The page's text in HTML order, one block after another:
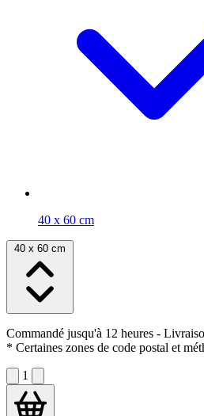
40 x 60 cm
40 x 60 cm
Commandé jusqu'à 12 heures -
* Certaines zones de code postal et
1